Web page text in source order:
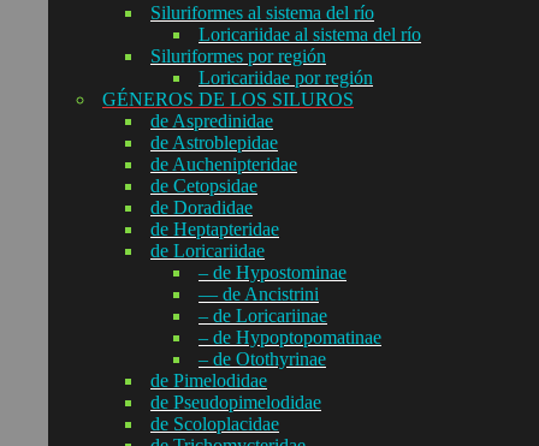
Siluriformes al sistema del río
Loricariidae al sistema del río
Siluriformes por región
Loricariidae por región
GÉNEROS DE LOS SILUROS
de Aspredinidae
de Astroblepidae
de Auchenipteridae
de Cetopsidae
de Doradidae
de Heptapteridae
de Loricariidae
– de Hypostominae
— de Ancistrini
– de Loricariinae
– de Hypoptopomatinae
– de Otothyrinae
de Pimelodidae
de Pseudopimelodidae
de Scoloplacidae